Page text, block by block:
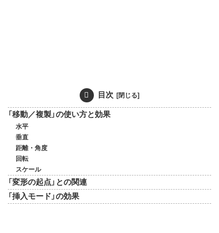
目次
「移動／複製」の使い方と効果
水平
垂直
距離・角度
回転
スケール
「変形の起点」との関連
「挿入モード」の効果